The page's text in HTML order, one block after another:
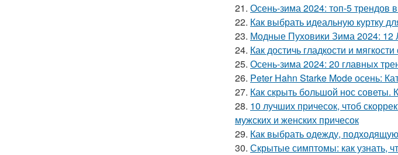
21. Осень-зима 2024: топ-5 трендов
22. Как выбрать идеальную куртку
23. Модные Пуховики Зима 2024:
24. Как достичь гладкости и
25. Осень-зима 2024: 20 главных
26. Peter Hahn Starke Mode осень:
27. Как скрыть большой нос советы.
28. 10 лучших причесок, чтоб
мужских и женских причесок
29. Как выбрать одежду,
30. Скрытые симптомы: как узнать,